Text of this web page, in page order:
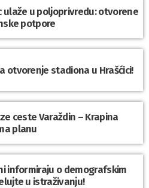
ulaže u poljoprivredu: otvorene
potpore
otvorenje stadiona u Hrašćici!
ceste Varaždin – Krapina
planu
informiraju o demografskim
u istraživanju!